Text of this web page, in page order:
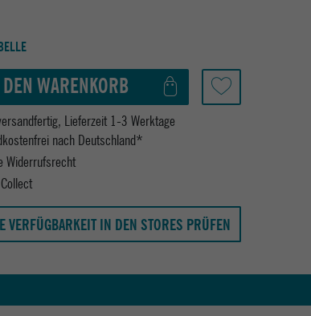
WARENKORB
Lieferzeit 1-3 Werktage
nach Deutschland*
Widerrufsrecht
VERFÜGBARKEIT IN DEN STORES PRÜFEN